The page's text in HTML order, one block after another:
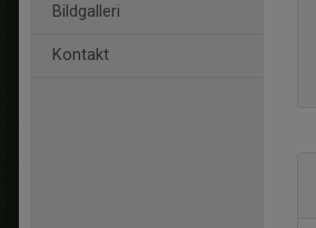
Bildgalleri
Kontakt